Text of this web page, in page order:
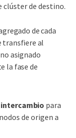
clúster de destino.
de cada
transfiere al
asignado
la fase de
para
de origen a